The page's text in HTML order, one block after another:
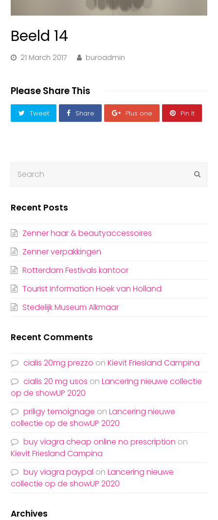
Beeld 14
21 March 2017 buroadmin
Please Share This
Tweet Share Plus one Pin It
Recent Posts
Zenner haar & beautyaccessoires
Zenner verpakkingen
Rotterdam Festivals kantoor
Tourist Information Hoek van Holland
Stedelijk Museum Alkmaar
Recent Comments
cialis 20mg prezzo onKievit Friesland Campina
cialis 20 mg usos onLancering nieuwe collectie
op de showUP 2020
priligy temoignage onLancering nieuwe
collectie op de showUP 2020
buy viagra cheap online no prescription on
Kievit Friesland Campina
buy viagra paypal onLancering nieuwe
collectie op de showUP 2020
Archives